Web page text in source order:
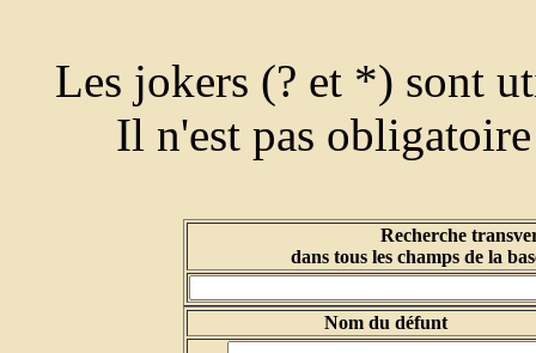
Les jokers (? et *) sont
Il n'est pas
Recherche
dans tous les champs de la
Nom du défunt